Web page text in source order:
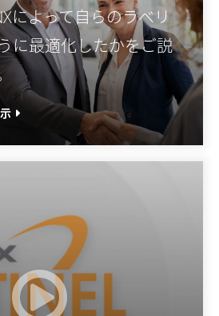
によって自らのラベリ
に最適化したかをご説